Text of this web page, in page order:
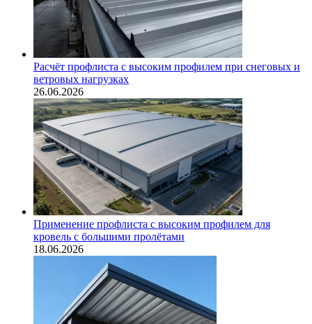
Расчёт профлиста с высоким профилем при снеговых и
ветровых нагрузках
26.06.2026
Применение профлиста с высоким профилем для
кровель с большими пролётами
18.06.2026